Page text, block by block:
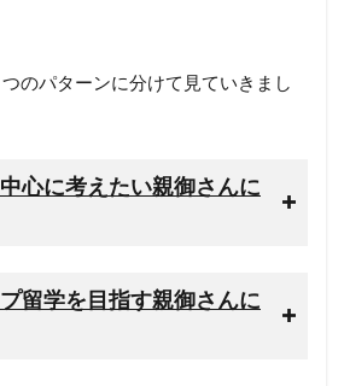
のパターンに分けて見ていきまし
心に考えたい親御さんに
留学を目指す親御さんに